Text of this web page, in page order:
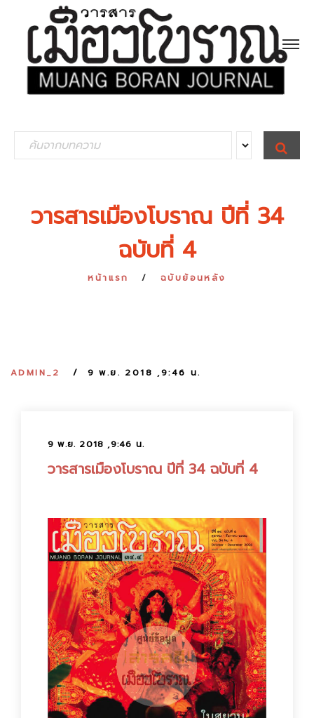
e
S
E
A
วารสารเมืองโบราณ ปีที่ 34
ฉบับที่ 4
หน้าแรก ฉบับย้อนหลัง
ADMIN_2 9 พ.ย. 2018 ,9:46 น.
9 พ.ย. 2018 ,9:46 น.
วารสารเมืองโบราณ ปีที่ 34 ฉบับที่ 4